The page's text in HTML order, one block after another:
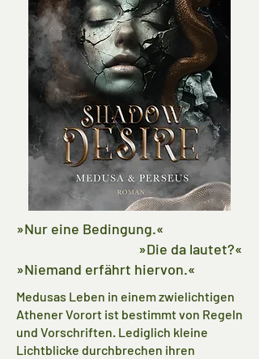
»Nur eine Bedingung.«
»Die da lautet?«
»Niemand erfährt hiervon.«
Medusas Leben in einem zwielichtigen
Athener Vorort ist bestimmt von Regeln
und Vorschriften. Lediglich kleine
Lichtblicke durchbrechen ihren